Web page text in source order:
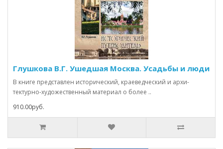
Глушкова В.Г. Ушедшая Москва. Усадьбы и люди
В книге представлен исторический, краеведческий и архи­
тектурно-художественный материал о более ..
910.00руб.